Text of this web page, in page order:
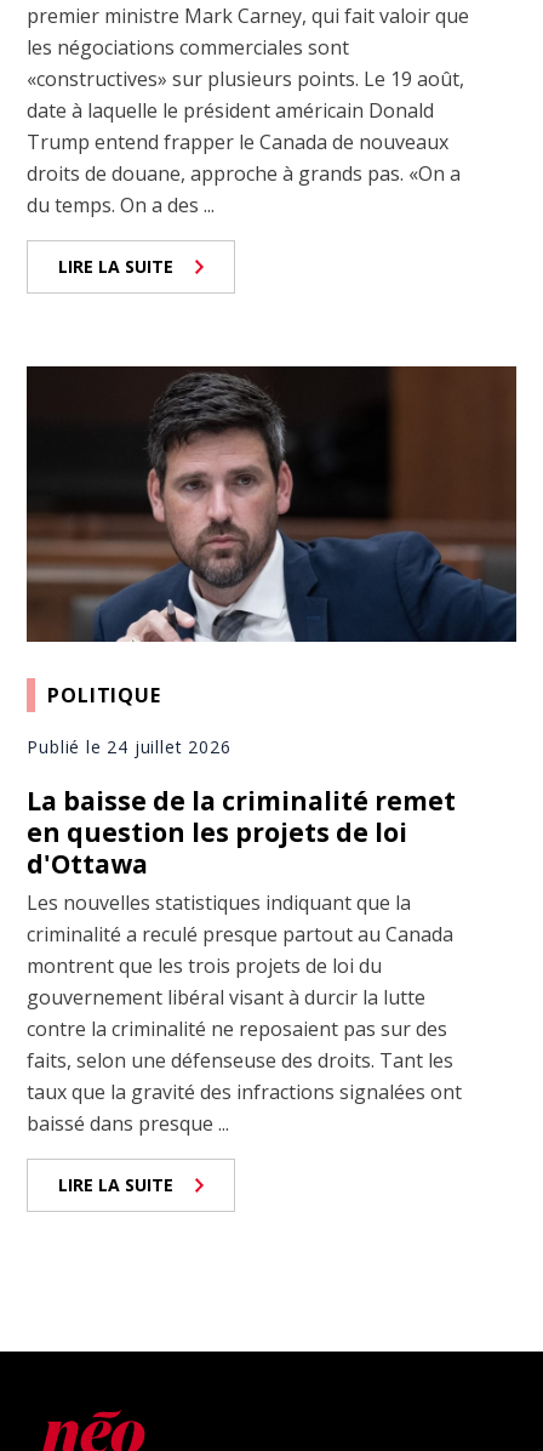
premier ministre Mark Carney, qui fait valoir que
les négociations commerciales sont
«constructives» sur plusieurs points. Le 19 août,
date à laquelle le président américain Donald
Trump entend frapper le Canada de nouveaux
droits de douane, approche à grands pas. «On a
du temps. On a des ...
LIRE LA SUITE
POLITIQUE
Publié le 24 juillet 2026
La baisse de la criminalité remet
en question les projets de loi
d'Ottawa
Les nouvelles statistiques indiquant que la
criminalité a reculé presque partout au Canada
montrent que les trois projets de loi du
gouvernement libéral visant à durcir la lutte
contre la criminalité ne reposaient pas sur des
faits, selon une défenseuse des droits. Tant les
taux que la gravité des infractions signalées ont
baissé dans presque ...
LIRE LA SUITE